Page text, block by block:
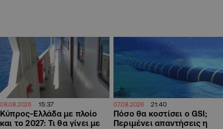
08.08.2026 15:37
Κύπρος-Ελλάδα με πλοίο
και το 2027: Τι θα γίνει με
07.08.2026 21:40
Πόσο θα κοστίσει ο GSI;
Περιμένει απαντήσεις η